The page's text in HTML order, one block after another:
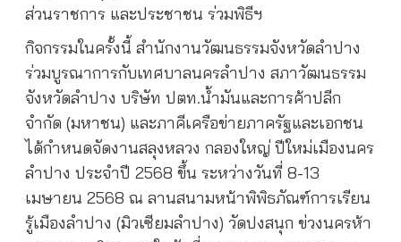
ส่วนราชการ และประชาชน ร่วมพิธีฯ
กิจกรรมในครั้งนี้ สำนักงานวัฒนธรรมจังหวัดลำปาง
ร่วมบูรณาการกับเทศบาลนครลำปาง สภาวัฒนธรรม
จังหวัดลำปาง บริษัท ปตท.น้ำมันและการค้าปลีก
จำกัด (มหาชน) และภาคีเครือข่ายภาครัฐและเอกชน
ได้กำหนดจัดงานสลุงหลวง กลองใหญ่ ปีใหม่เมืองนคร
ลำปาง ประจำปี 2568 ขึ้น ระหว่างวันที่ 8-13
เมษายน 2568 ณ ลานสนามหน้าพิพิธภัณฑ์การเรียน
รู้เมืองลำปาง (มิวเซียมลำปาง) วัดปงสนุก ข่วงนครห้า